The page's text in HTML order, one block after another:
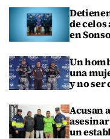
de celos
en
Un
una
y no ser
Acusan
un